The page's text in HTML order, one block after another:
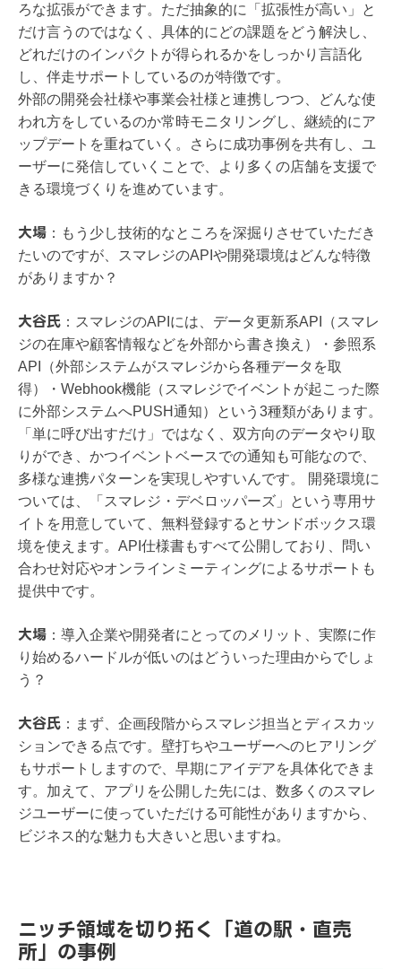
ろな拡張ができます。ただ抽象的に「拡張性が高い」と
だけ言うのではなく、具体的にどの課題をどう解決し、
どれだけのインパクトが得られるかをしっかり言語化
し、伴走サポートしているのが特徴です。
外部の開発会社様や事業会社様と連携しつつ、どんな使
われ方をしているのか常時モニタリングし、継続的にア
ップデートを重ねていく。さらに成功事例を共有し、ユ
ーザーに発信していくことで、より多くの店舗を支援で
きる環境づくりを進めています。
大場 ： もう少し技術的なところを深掘りさせていただき
たいのですが、スマレジのAPIや開発環境はどんな特徴
がありますか？
大谷氏 ： スマレジのAPIには、データ更新系API（スマレ
ジの在庫や顧客情報などを外部から書き換え）・参照系
API（外部システムがスマレジから各種データを取
得）・Webhook機能（スマレジでイベントが起こった際
に外部システムへPUSH通知）という3種類があります。
「単に呼び出すだけ」ではなく、双方向のデータやり取
りができ、かつイベントベースでの通知も可能なので、
多様な連携パターンを実現しやすいんです。 開発環境に
ついては、「スマレジ・デベロッパーズ」という専用サ
イトを用意していて、無料登録するとサンドボックス環
境を使えます。API仕様書もすべて公開しており、問い
合わせ対応やオンラインミーティングによるサポートも
提供中です。
大場 ： 導入企業や開発者にとってのメリット、実際に作
り始めるハードルが低いのはどういった理由からでしょ
う？
大谷氏 ： まず、企画段階からスマレジ担当とディスカッ
ションできる点です。壁打ちやユーザーへのヒアリング
もサポートしますので、早期にアイデアを具体化できま
す。加えて、アプリを公開した先には、数多くのスマレ
ジユーザーに使っていただける可能性がありますから、
ビジネス的な魅力も大きいと思いますね。
ニッチ領域を切り拓く「道の駅・直売
所」の事例